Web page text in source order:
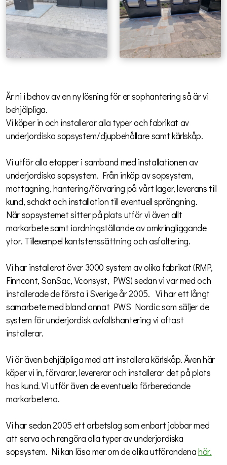
Är ni i behov av en ny lösning för er sophantering så är vi
behjälpliga.
Vi köper in och installerar alla typer och fabrikat av
underjordiska sopsystem/djupbehållare samt kärlskåp.
Vi utför alla etapper i samband med installationen av
underjordiska sopsystem. Från inköp av sopsystem,
mottagning, hantering/förvaring på vårt lager, leverans till
kund, schakt och installation till eventuell sprängning.
När sopsystemet sitter på plats utför vi även allt
markarbete samt iordningställande av omkringliggande
ytor. Tillexempel kantstenssättning och asfaltering.
Vi har installerat över 3000 system av olika fabrikat (RMP,
Finncont, SanSac, Vconsyst, PWS) sedan vi var med och
installerade de första i Sverige år 2005. Vi har ett långt
samarbete med bland annat PWS Nordic som säljer de
system för underjordisk avfallshantering vi oftast
installerar.
Vi är även behjälpliga med att installera kärlskåp. Även här
köper vi in, förvarar, levererar och installerar det på plats
hos kund. Vi utför även de eventuella förberedande
markarbetena.
Vi har sedan 2005 ett arbetslag som enbart jobbar med
att serva och rengöra alla typer av underjordiska
sopsystem. Ni kan läsa mer om de olika utförandenahär.